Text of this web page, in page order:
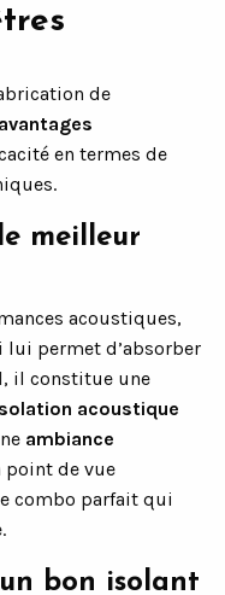
de
avantages
en termes de
meilleur
acoustiques,
lui permet d’absorber
il constitue une
acoustique
ambiance
point de vue
combo parfait qui
bon isolant